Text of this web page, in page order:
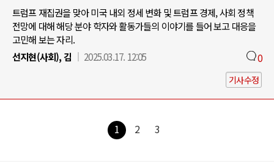
트럼프 재집권을 맞아 미국 내외 정세 변화 및 트럼프 경제, 사회 정책
전망에 대해 해당 분야 학자와 활동가들의 이야기를 들어 보고 대응을
고민해 보는 자리.
선지현(사회), 김
2025.03.17. 12:05 0
기사수정
1 2 3